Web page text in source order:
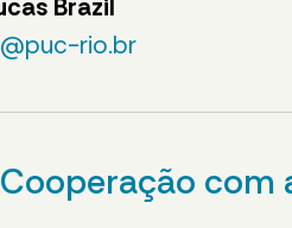
Brazil
rio.br
com